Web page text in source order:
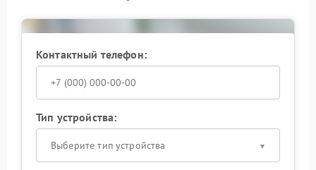
Контактный телефон:
Тип устройства:
Выберите тип устройства